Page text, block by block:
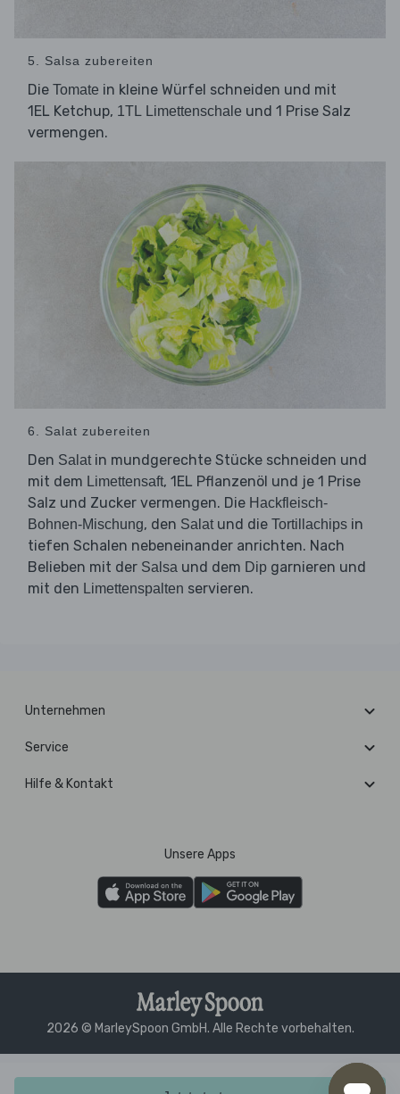
5. Salsa zubereiten
Die Tomate in kleine Würfel schneiden und mit
1EL Ketchup, 1TL Limettenschale und 1 Prise Salz
vermengen.
6. Salat zubereiten
Den Salatin mundgerechte Stücke schneiden und
mit dem Limettensaft, 1EL Pflanzenöl und je 1 Prise
Salz und Zucker vermengen. Die Hackfleisch-
Bohnen-Mischung, den Salatund die Tortillachips in
tiefen Schalen nebeneinander anrichten. Nach
Belieben mit der Salsa und dem Dip garnieren und
mit den Limettenspalten servieren.
Unternehmen
Service
Hilfe & Kontakt
Unsere Apps
2026 © MarleySpoon GmbH. Alle Rechte vorbehalten.